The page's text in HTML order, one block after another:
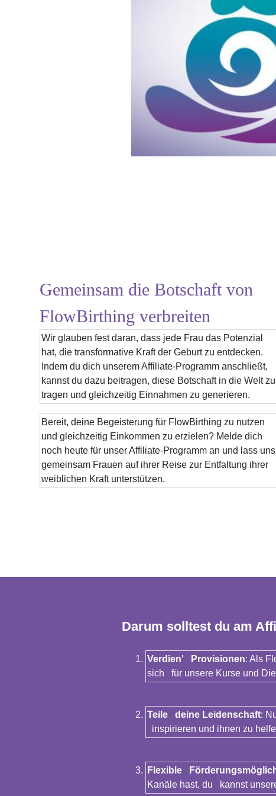
Gemeinsam die Botschaft von
FlowBirthing verbreiten
Wir glauben fest daran, dass jede Frau das Potenzial
hat, die transformative Kraft der Geburt zu entdecken.
Indem du dich unserem Affiliate-Programm anschließt,
kannst du dazu beitragen, diese Botschaft in die Welt zu
tragen und gleichzeitig Einnahmen zu generieren.
Bereit, deine Begeisterung für FlowBirthing zu nutzen
und gleichzeitig Einkommen zu erzielen? Melde dich
noch heute für unser Affiliate-Programm an und lass uns
gemeinsam Frauen auf ihrer Reise zur Entfaltung ihrer
weiblichen Kraft unterstützen.
Darum solltest du am
Verdien' Provisionen: Als
sich für unsere Kurse und
Teile deine Leidenschaft:
inspirieren und ihnen zu
Flexible
Kanäle hast, du kannst